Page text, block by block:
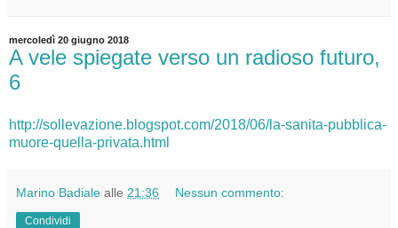
mercoledì 20 giugno 2018
A vele spiegate verso un radioso futuro,
6
http://sollevazione.blogspot.com/2018/06/la-sanita-pubblica-
muore-quella-privata.html
Marino Badiale alle 21:36 Nessun commento:
Condividi